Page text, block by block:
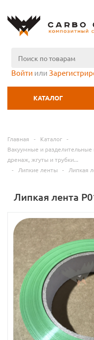
Войти или
МЕНЮКАТАЛОГ
Главная - Каталог -
Вакуумные и
дренаж, жгуты и трубки...
-
Липкие ленты - Липкая
Липкая лента